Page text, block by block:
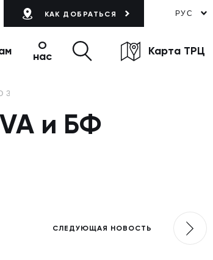
КАК ДОБРАТЬСЯ РУС
О
нас
Карта ТРЦ
ЗДОРОВЬЯ
и БФ
СЛЕДУЮЩАЯ НОВОСТЬ